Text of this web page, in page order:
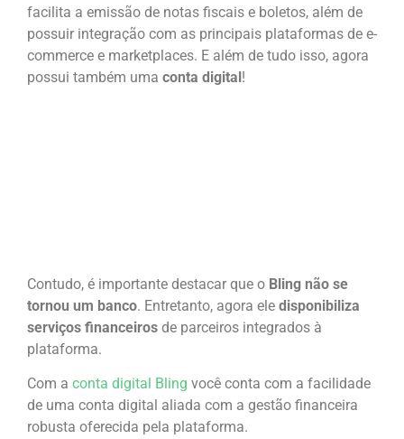
facilita a emissão de notas fiscais e boletos, além de
possuir integração com as principais plataformas de e-
commerce e marketplaces. E além de tudo isso, agora
possui também uma conta digital!
Contudo, é importante destacar que o Bling não se
tornou um banco. Entretanto, agora ele disponibiliza
serviços financeiros de parceiros integrados à
plataforma.
Com a conta digital Bling você conta com a facilidade
de uma conta digital aliada com a gestão financeira
robusta oferecida pela plataforma.